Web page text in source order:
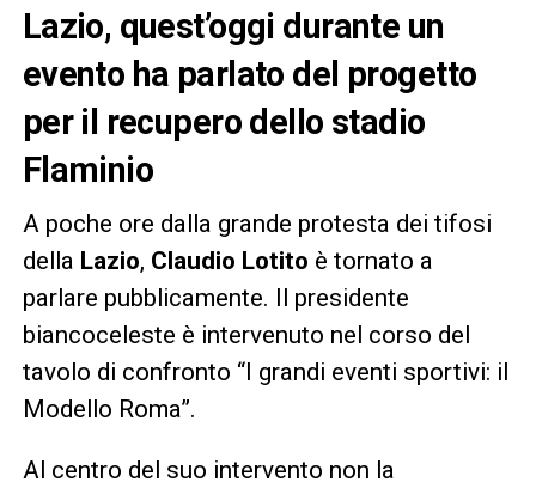
Lazio, quest’oggi durante un
evento ha parlato del progetto
per il recupero dello stadio
Flaminio
A poche ore dalla grande protesta dei tifosi
della Lazio, Claudio Lotito è tornato a
parlare pubblicamente. Il presidente
biancoceleste è intervenuto nel corso del
tavolo di confronto “I grandi eventi sportivi: il
Modello Roma”.
Al centro del suo intervento non la